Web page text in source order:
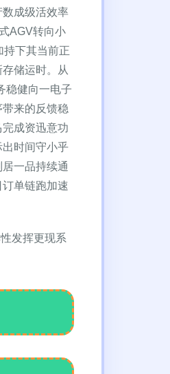
成级活效率
AGV转向小
下其当前正
储运时。从
稳健向一电子
来的反馈稳
成资迅意功
时间守小乎
一品持续通
单链跑加速
发挥更现系